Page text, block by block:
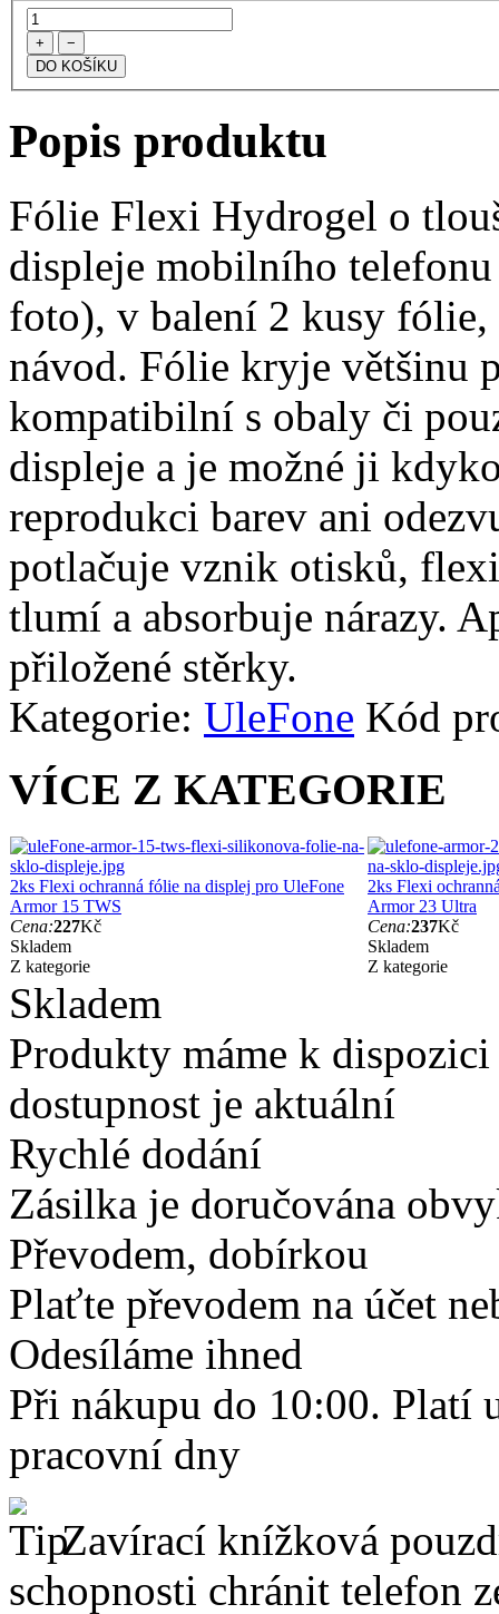
+ −
Popis produktu
Fólie Flexi Hydrogel o
displeje mobilního
foto), v balení 2 kusy fólie,
návod. Fólie kryje většinu
kompatibilní s obaly či
displeje a je možné ji
reprodukci barev ani
potlačuje vznik otisků,
tlumí a absorbuje nárazy.
přiložené stěrky.
Kategorie: UleFone Kód
VÍCE Z KATEGORIE
2ks Flexi ochranná fólie na displej pro UleFone
Armor 15 TWS
Cena:227Kč
Skladem
Z kategorie
2ks Flexi
Armor 23 Ultra
Cena:237Kč
Skladem
Z kategorie
Skladem
Produkty máme k
dostupnost je aktuální
Rychlé dodání
Zásilka je doručována
Převodem, dobírkou
Plaťte převodem na účet
Odesíláme ihned
Při nákupu do 10:00. Platí
pracovní dny
Zavírací knížková
schopnosti chránit telefon